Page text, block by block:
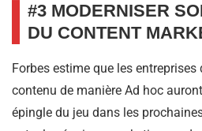
#3 MODERNISER
DU CONTENT
Forbes estime que les
contenu de manière Ad hoc
épingle du jeu dans les